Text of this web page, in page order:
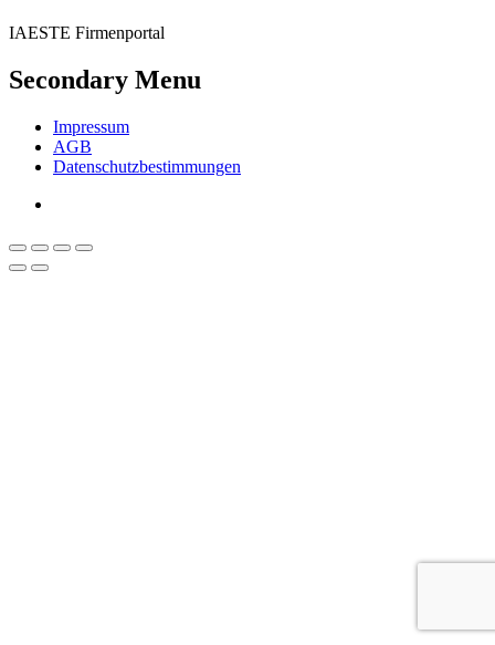
IAESTE Firmenportal
Secondary Menu
Impressum
AGB
Datenschutzbestimmungen